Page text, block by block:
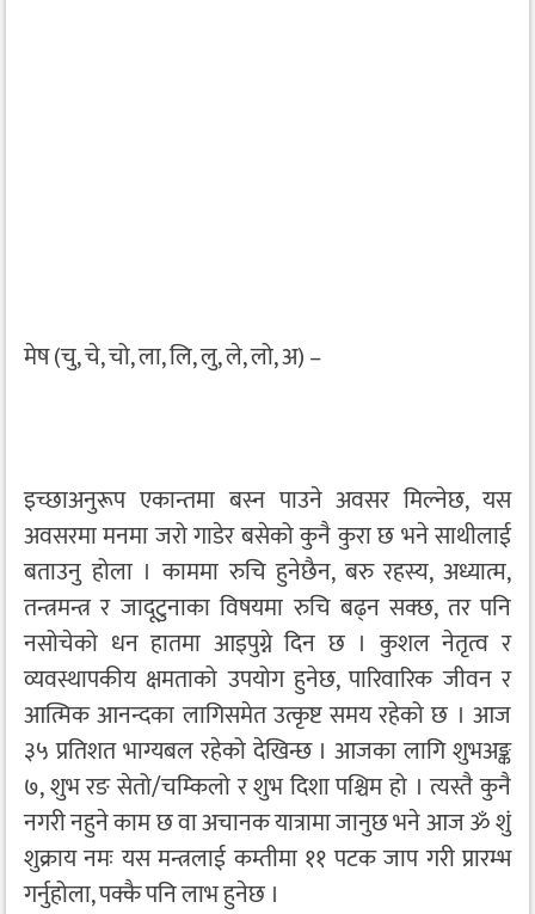
मेष (चु, चे, चो, ला, लि, लु, ले, लो, अ) –
इच्छाअनुरूप एकान्तमा बस्न पाउने अवसर मिल्नेछ, यस
अवसरमा मनमा जरो गाडेर बसेको कुनै कुरा छ भने साथीलाई
बताउनु होला । काममा रुचि हुनेछैन, बरु रहस्य, अध्यात्म,
तन्त्रमन्त्र र जादूटुनाका विषयमा रुचि बढ्न सक्छ, तर पनि
नसोचेको धन हातमा आइपुग्ने दिन छ । कुशल नेतृत्व र
व्यवस्थापकीय क्षमताको उपयोग हुनेछ, पारिवारिक जीवन र
आत्मिक आनन्दका लागिसमेत उत्कृष्ट समय रहेको छ । आज
३५ प्रतिशत भाग्यबल रहेको देखिन्छ । आजका लागि शुभअङ्क
७, शुभ रङ सेतो/चम्किलो र शुभ दिशा पश्चिम हो । त्यस्तै कुनै
नगरी नहुने काम छ वा अचानक यात्रामा जानुछ भने आज ॐ शुं
शुक्राय नमः यस मन्त्रलाई कम्तीमा ११ पटक जाप गरी प्रारम्भ
गर्नुहोला, पक्कै पनि लाभ हुनेछ ।